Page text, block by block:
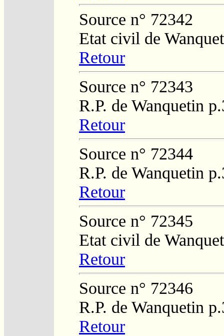
Source n° 72342
Etat civil de
Retour
Source n° 72343
R.P. de Wanquetin
Retour
Source n° 72344
R.P. de Wanquetin
Retour
Source n° 72345
Etat civil de
Retour
Source n° 72346
R.P. de Wanquetin
Retour